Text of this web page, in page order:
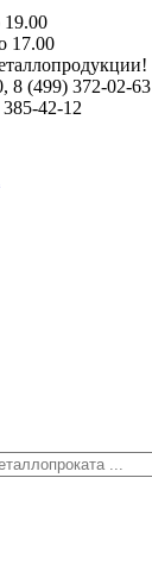
19.00
17.00
8 (499) 372-02-63
42-12